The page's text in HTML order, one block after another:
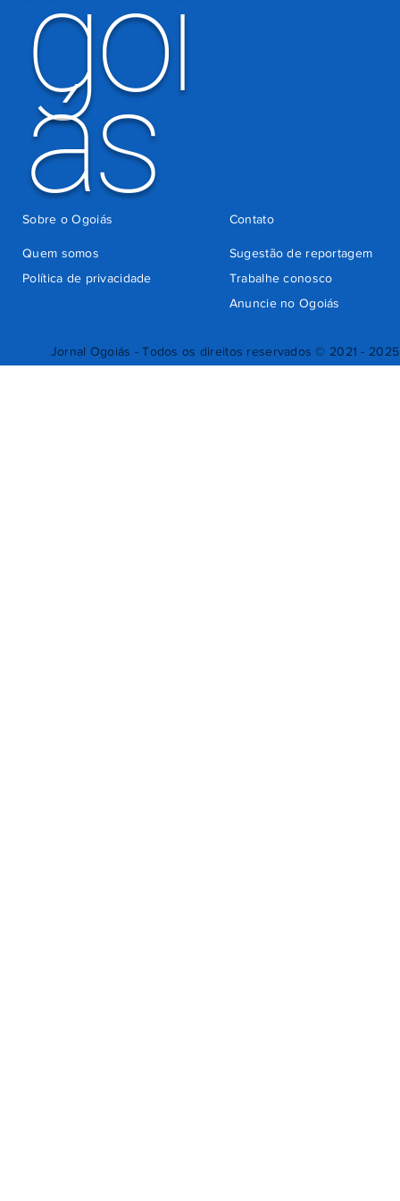
Jornal Ogoiás - Todos os direitos reservados © 2021 - 2025
goi
ás
Quem somos
Sugestão de reportagem
Trabalhe conosco
Política de privacidade
Anuncie no Ogoiás
Contato
Sobre o Ogoiás